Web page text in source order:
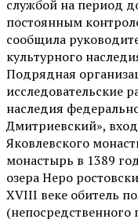
службой на период
постоянным
сообщила
культурного
Подрядная
исследовательские
наследия
Дмитриевский»,
Яковлевского
монастырь в 1389
озера Неро
XVIII веке обитель
(непосредственного